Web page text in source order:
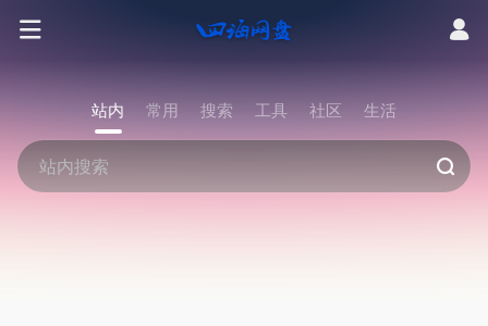
站内 常用 搜索 工具 社区 生活